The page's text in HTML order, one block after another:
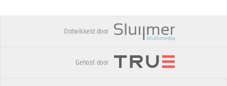
Ontwikkeld door
Gehost door